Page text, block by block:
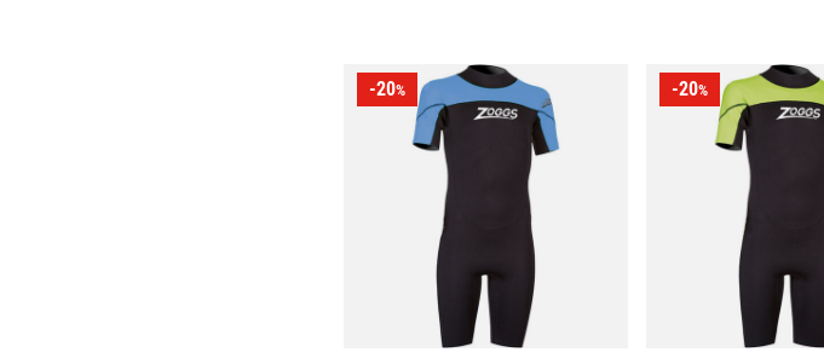
-20% -20%